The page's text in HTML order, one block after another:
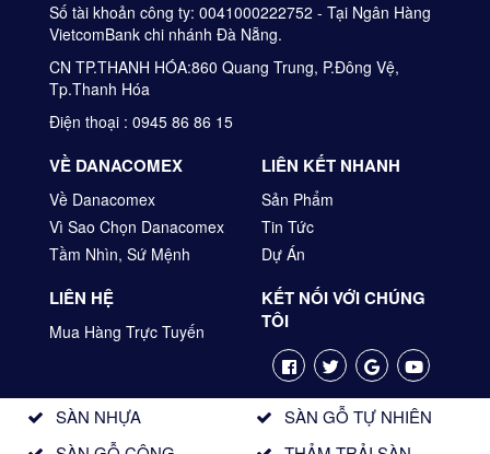
Số tài khoản công ty: 0041000222752 - Tại Ngân Hàng
VietcomBank chi nhánh Đà Nẵng.
CN TP.THANH HÓA:860 Quang Trung, P.Đông Vệ,
Tp.Thanh Hóa
Điện thoại : 0945 86 86 15
VỀ DANACOMEX
Về Danacomex
Vì Sao Chọn Danacomex
Tầm Nhìn, Sứ Mệnh
LIÊN HỆ
Mua Hàng Trực Tuyến
LIÊN KẾT NHANH
Sản Phẩm
Tin Tức
Dự Án
KẾT NỐI VỚI CHÚNG
TÔI
SÀN NHỰA
SÀN GỖ TỰ NHIÊN